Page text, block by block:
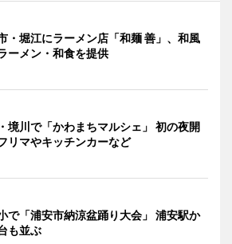
・堀江にラーメン店「和麺 善」、和風
ーメン・和食を提供
境川で「かわまちマルシェ」 初の夜開
リマやキッチンカーなど
で「浦安市納涼盆踊り大会」 浦安駅か
も並ぶ